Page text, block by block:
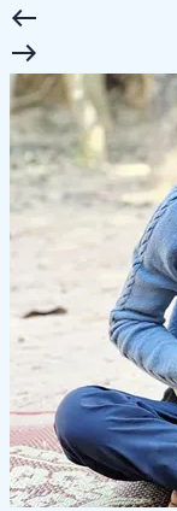
west
east